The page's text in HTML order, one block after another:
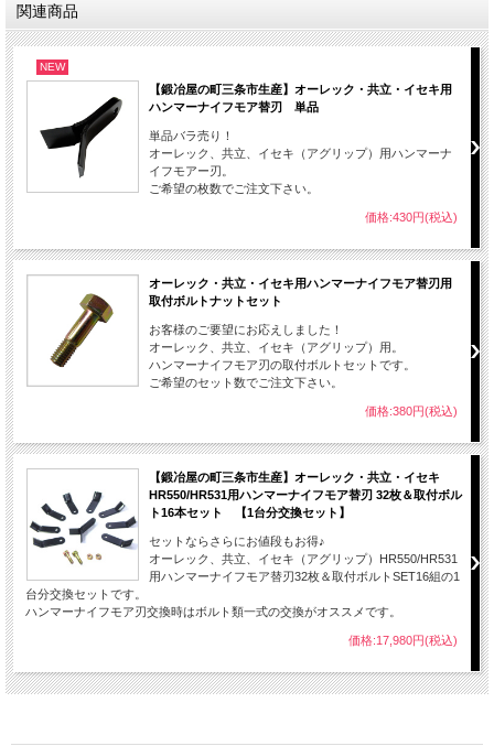
関連商品
NEW
【鍛冶屋の町三条市生産】オーレック・共立・イセキ用
ハンマーナイフモア替刃 単品
単品バラ売り！
オーレック、共立、イセキ（アグリップ）用ハンマーナ
イフモアー刃。
ご希望の枚数でご注文下さい。
価格:430円(税込)
オーレック・共立・イセキ用ハンマーナイフモア替刃用
取付ボルトナットセット
お客様のご要望にお応えしました！
オーレック、共立、イセキ（アグリップ）用。
ハンマーナイフモア刃の取付ボルトセットです。
ご希望のセット数でご注文下さい。
価格:380円(税込)
【鍛冶屋の町三条市生産】オーレック・共立・イセキ
HR550/HR531用ハンマーナイフモア替刃 32枚＆取付ボル
ト16本セット 【1台分交換セット】
セットならさらにお値段もお得♪
オーレック、共立、イセキ（アグリップ）HR550/HR531
用ハンマーナイフモア替刃32枚＆取付ボルトSET16組の1
台分交換セットです。
ハンマーナイフモア刃交換時はボルト類一式の交換がオススメです。
価格:17,980円(税込)